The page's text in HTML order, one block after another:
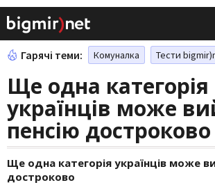
Гарячі теми: Комуналка Тести
Ще одна категорія
українців може
пенсію достроково
Ще одна категорія українців може
достроково